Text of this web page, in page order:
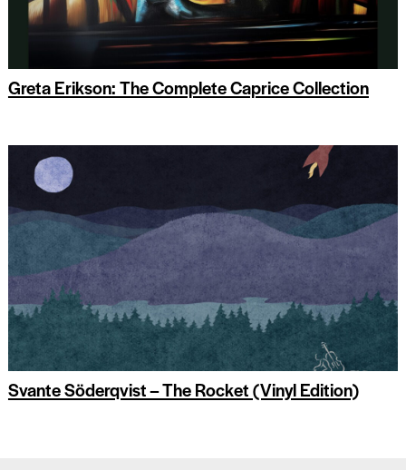
Greta Erikson: The Complete Caprice Collection
Svante Söderqvist – The Rocket (Vinyl Edition)